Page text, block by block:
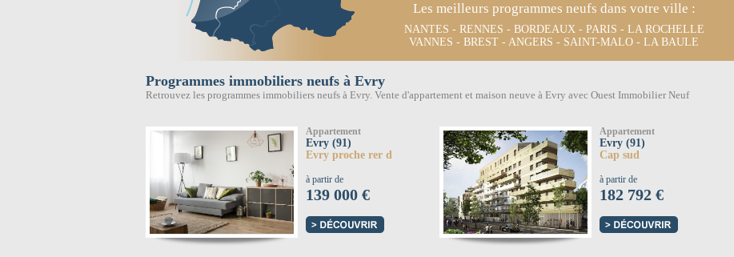
Les meilleurs programmes neufs dans votre ville :
NANTES - RENNES - BORDEAUX- PARIS - LA ROCHELLE
VANNES - BREST - ANGERS - SAINT-MALO - LA BAULE
Programmes immobiliers neufs à Evry
Retrouvez les programmes immobiliers neufs à Evry. Vente d'appartement et maison neuve à Evry avec Ouest Immobilier Neuf
Appartement
Evry (91)
Evry proche rer d
à partir de
139 000 €
Appartement
Evry (91)
Cap sud
à partir de
182 792 €